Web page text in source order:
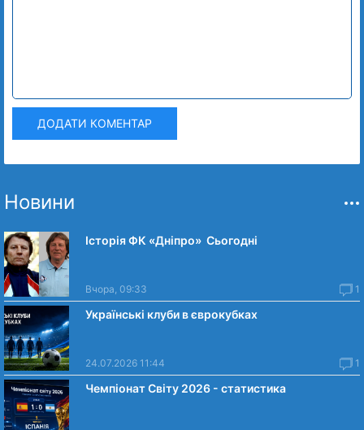
ДОДАТИ КОМЕНТАР
Новини
Історія ФК «Дніпро» Сьогодні
Вчора, 09:33 1
Українські клуби в єврокубках
24.07.2026 11:44 1
Чемпіонат Світу 2026 - статистика